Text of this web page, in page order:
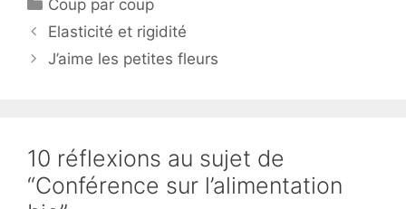
Coup par coup
Elasticité et rigidité
J’aime les petites fleurs
10 réflexions au sujet de
“Conférence sur l’alimentation